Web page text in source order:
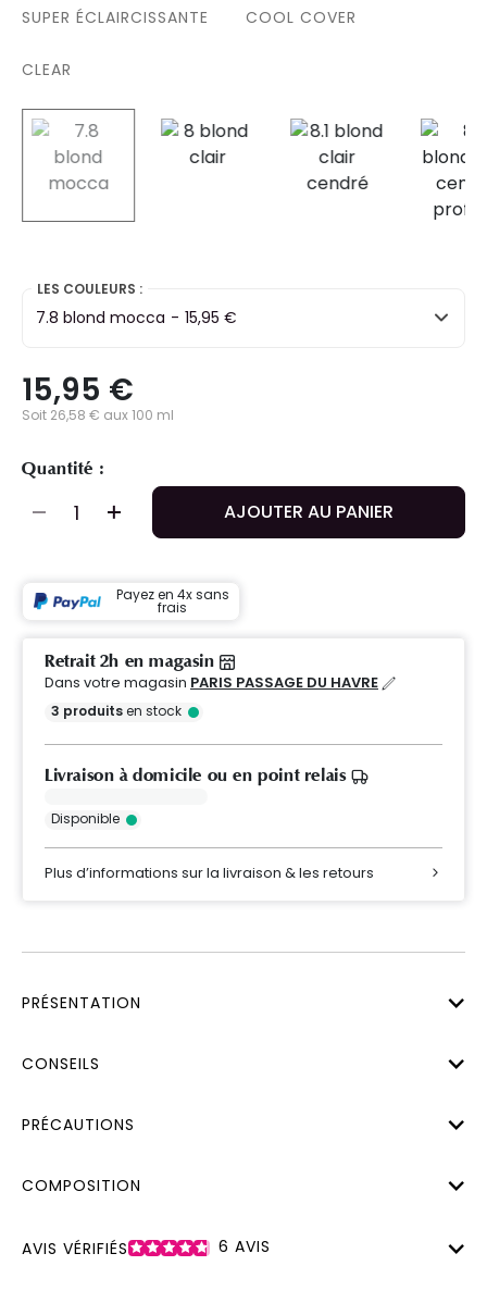
SUPER ÉCLAIRCISSANTE COOL COVER
CLEAR
selected
LES COULEURS :
7.8 blond mocca - 15,95 €
15,95 €
Soit 26,58 € aux 100 ml
Quantité :
AJOUTER AU PANIER
Payez en 4x sans
frais
Retrait 2h en magasin
Dans votre magasin PARIS PASSAGE DU HAVRE
3 produitsen stock
Livraison à domicile ou en point relais
Disponible
Plus d’informations sur la livraison & les retours
PRÉSENTATION
CONSEILS
PRÉCAUTIONS
COMPOSITION
AVIS VÉRIFIÉS 6 AVIS